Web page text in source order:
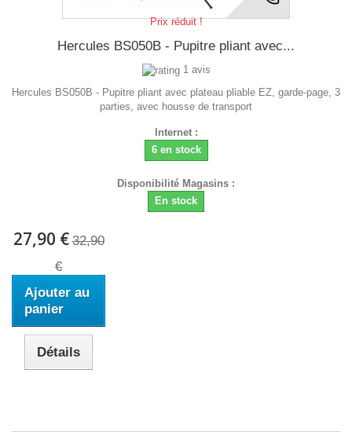
Prix réduit !
Hercules BS050B - Pupitre pliant avec...
1 avis
Hercules BS050B - Pupitre pliant avec plateau pliable EZ, garde-page, 3
parties, avec housse de transport
Internet :
6 en stock
Disponibilité Magasins :
En stock
27,90 € 32,90
€
Ajouter au
panier
Détails